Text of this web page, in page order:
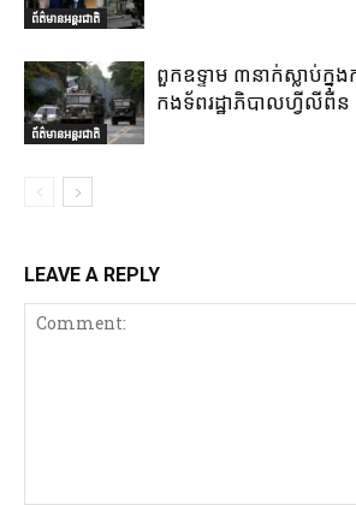
ព័ត៌មានអន្តរជាតិ
ព័ត៌មានអន្តរជាតិ
ពួកឧទ្ទាម ៣នាក់ស្លាប់ក្នុង
កងទ័ពរដ្ឋាភិបាលហ្វីលីពីន
LEAVE A REPLY